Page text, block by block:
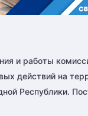
и работы
действий на
Республики.